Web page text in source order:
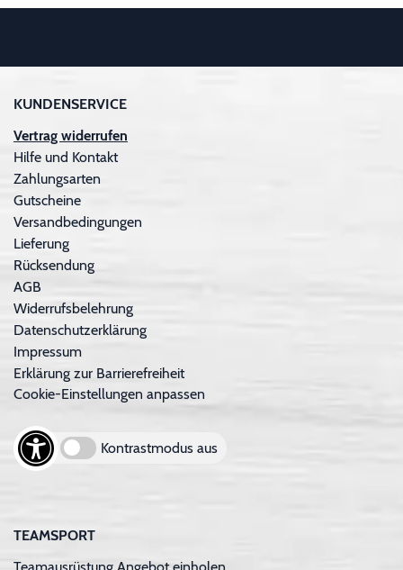
KUNDENSERVICE
Vertrag widerrufen
Hilfe und Kontakt
Zahlungsarten
Gutscheine
Versandbedingungen
Lieferung
Rücksendung
AGB
Widerrufsbelehrung
Datenschutzerklärung
Impressum
Erklärung zur Barrierefreiheit
Cookie-Einstellungen anpassen
Kontrastmodus aus
TEAMSPORT